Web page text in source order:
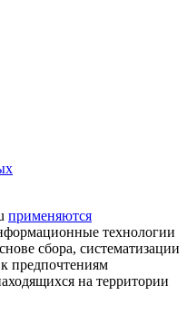
применяются
технологии
сбора, систематизации
предпочтениям
на территории